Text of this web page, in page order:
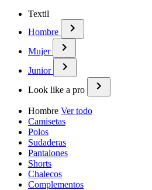
Textil
Hombre
Mujer
Junior
Look like a pro
Hombre Ver todo
Camisetas
Polos
Sudaderas
Pantalones
Shorts
Chalecos
Complementos